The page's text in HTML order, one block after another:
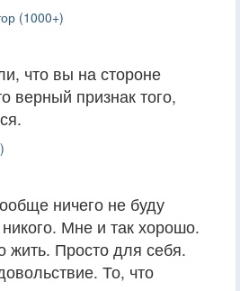
(1000+)
что вы на стороне
верный признак того,
ничего не буду
Мне и так хорошо.
жить. Просто для себя.
То, что